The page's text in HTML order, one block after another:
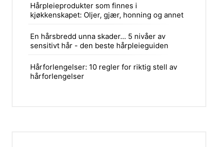
Hårpleieprodukter som finnes i
kjøkkenskapet: Oljer, gjær, honning og annet
En hårsbredd unna skader... 5 nivåer av
sensitivt hår - den beste hårpleieguiden
Hårforlengelser: 10 regler for riktig stell av
hårforlengelser